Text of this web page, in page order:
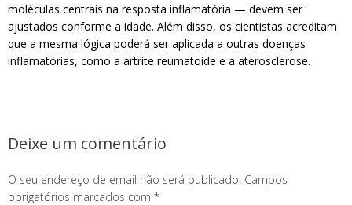
moléculas centrais na resposta inflamatória — devem ser
ajustados conforme a idade. Além disso, os cientistas acreditam
que a mesma lógica poderá ser aplicada a outras doenças
inflamatórias, como a artrite reumatoide e a aterosclerose.
Deixe um comentário
O seu endereço de email não será publicado. Campos
obrigatórios marcados com *